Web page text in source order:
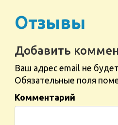
Отзывы
Добавить
Ваш адрес email не
Обязательные поля
Комментарий